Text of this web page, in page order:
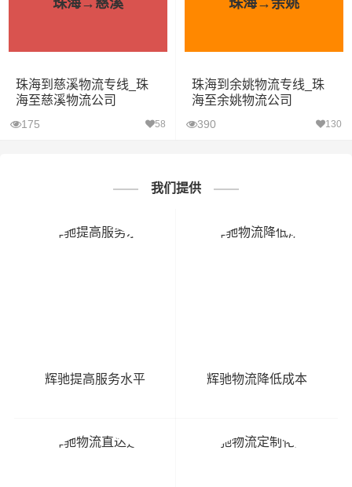
珠海到慈溪物流专线_珠
海至慈溪物流公司
175 58
珠海到余姚物流专线_珠
海至余姚物流公司
390 130
我们提供
辉驰提高服务水平 辉驰物流降低成本